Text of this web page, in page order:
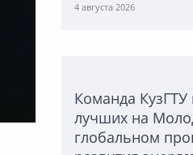
4 августа 2026
Команда КузГТУ
лучших на
глобальном